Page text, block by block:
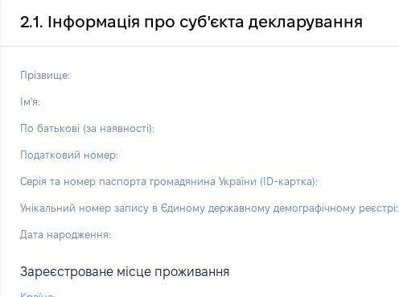
2.1. Інформація про суб'єкта декларування
Прізвище:
Ім'я:
По батькові (за наявності):
Податковий номер:
Серія та номер паспорта громадянина України (ID-картка):
Унікальний номер запису в Єдиному державному демографічному реєстрі:
Дата народження:
Зареєстроване місце проживання